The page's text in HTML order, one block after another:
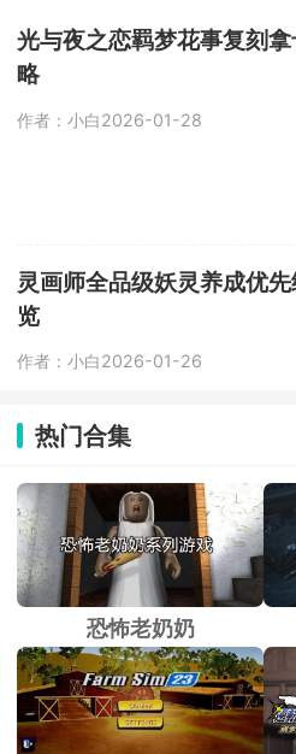
光与夜之恋羁梦花事复刻
略
作者：小白2026-01-28
灵画师全品级妖灵养成优
览
作者：小白2026-01-26
热门合集
恐怖老奶奶